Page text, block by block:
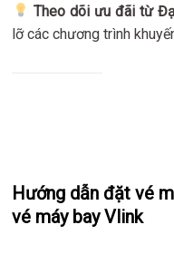
Theo dõi ưu đãi từ
lỡ các chương trình
Hướng dẫn đặt vé
vé máy bay Vlink